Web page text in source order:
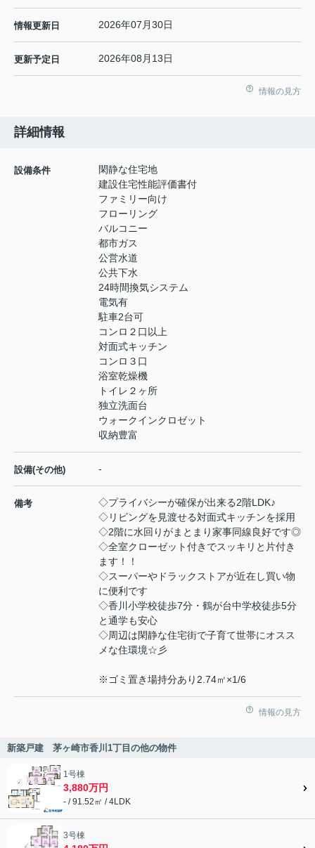
情報更新日 2026年07月30日
更新予定日 2026年08月13日
情報の見方
詳細情報
設備条件
閑静な住宅地
建設住宅性能評価書付
ファミリー向け
フローリング
バルコニー
都市ガス
公営水道
公共下水
24時間換気システム
電気有
駐車2台可
コンロ２口以上
対面式キッチン
コンロ３口
浴室乾燥機
トイレ２ヶ所
独立洗面台
ウォークインクロゼット
収納豊富
設備(その他) -
備考
◇プライバシーが確保が出来る2階LDK♪
◇リビングを見渡せる対面式キッチンを採用
◇2階に水回りがまとまり家事同線良好です◎
◇全室クローゼット付きでスッキリと片付き
ます！！
◇スーパーやドラックストアが近在し買い物
に便利です
◇香川小学校徒歩7分・鶴が台中学校徒歩5分
と通学も安心
◇周辺は閑静な住宅街で子育て世帯にオスス
メな住環境☆彡
※ゴミ置き場持分あり2.74㎡×1/6
情報の見方
新築戸建 茅ヶ崎市香川1丁目の他の物件
1号棟
3,880万円
- / 91.52㎡ / 4LDK
3号棟